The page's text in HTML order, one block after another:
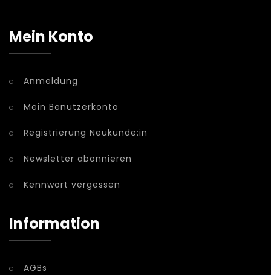
Mein Konto
Anmeldung
Mein Benutzerkonto
Registrierung Neukunde:in
Newsletter abonnieren
Kennwort vergessen
Information
AGBs